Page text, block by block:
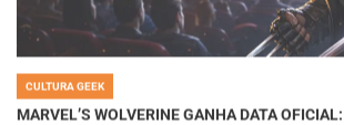
INMARVEL’S WOLVERINE GANHA DATA
SETEMBRO MARCA NOVA FASE DA